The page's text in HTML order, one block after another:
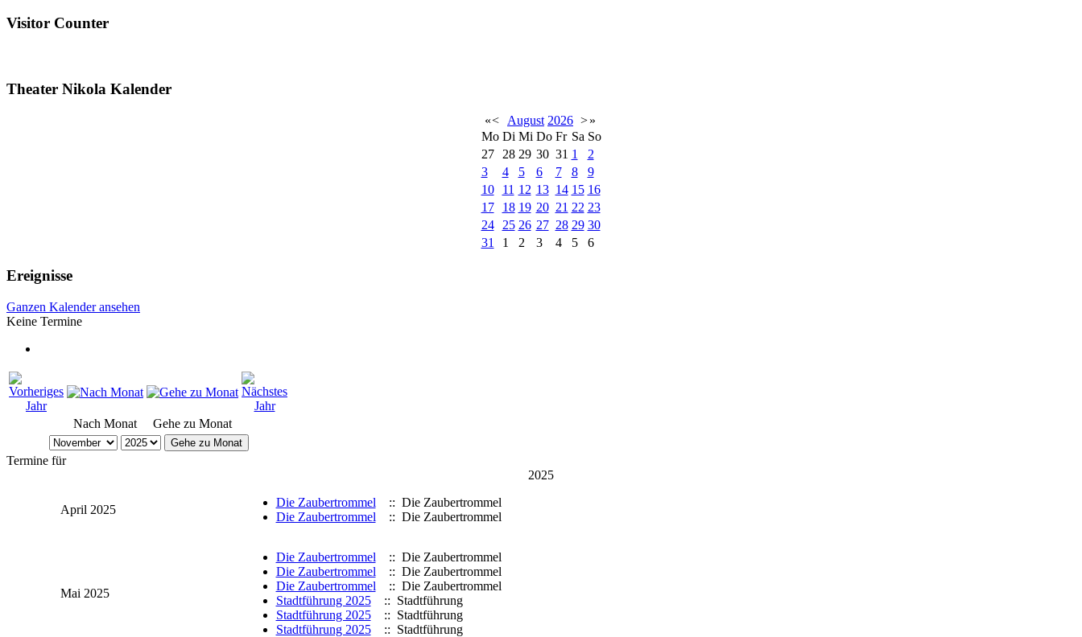
Visitor Counter
Theater Nikola Kalender
«< August 2026 >»
Mo Di Mi Do Fr Sa So
27
28 29 30 31 1
2
3
4 5 6 7 8
9
10
11 12 13 14 15 16
17
18 19 20 21 22 23
24
25 26 27 28 29 30
31
1 2 3 4 5 6
Ereignisse
Ganzen Kalender ansehen
Keine Termine
Nach Monat Gehe zu Monat
Gehe zu Monat
Termine für
2025
April 2025
Die Zaubertrommel
:: Die Zaubertrommel
Die Zaubertrommel
:: Die Zaubertrommel
Mai 2025
Die Zaubertrommel
:: Die Zaubertrommel
Die Zaubertrommel
:: Die Zaubertrommel
Die Zaubertrommel
:: Die Zaubertrommel
Stadtführung 2025
:: Stadtführung
Stadtführung 2025
:: Stadtführung
Stadtführung 2025
:: Stadtführung